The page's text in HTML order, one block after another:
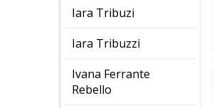
Iara Tribuzi
Iara Tribuzzi
Ivana Ferrante
Rebello